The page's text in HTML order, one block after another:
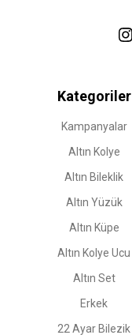
Kategoriler
Kampanyalar
Altın Kolye
Altın Bileklik
Altın Yüzük
Altın Küpe
Altın Kolye Ucu
Altın Set
Erkek
22 Ayar Bilezik